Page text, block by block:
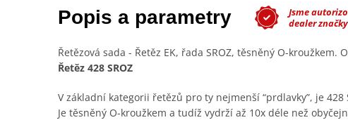
Popis a parametry
Jsme
dealer značky
Řetězová sada - Řetěz EK, řada SROZ, těsněný O-kroužkem.
Řetěz 428 SROZ
V základní kategorii řetězů pro ty nejmenší “prdlavky”, je
Je těsněný O-kroužkem a tudíž vydrží až 10x déle než